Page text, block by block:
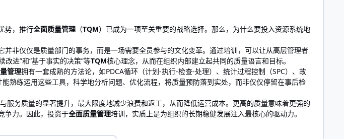
势，推行全面质量管理 （TQM）已成为一项至关重要的战略选择。那么，为什么要投入资源系统地
并非仅仅是质量部门的事务，而是一场需要全员参与的文化变革。通过培训，可以让从高层管理者
改进”和“基于事实的决策”等TQM核心理念，从而在组织内部建立起共同的质量语言和目标。
管理拥有一套成熟的方法论，如PDCA循环（计划-执行-检查-处理）、统计过程控制（SPC）、故
熟练运用这些工具，科学地分析问题、优化流程，将质量预防落到实处，而非仅仅停留在事后检
服务质量的显著提升，最大限度地减少浪费和返工，从而降低运营成本。更高的质量意味着更强的
争力。因此，投资于全面质量管理培训，实质上是为组织的长期稳健发展注入最核心的驱动力。